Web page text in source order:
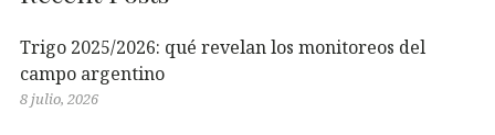
Trigo 2025/2026: qué revelan los monitoreos del
campo argentino
8 julio, 2026